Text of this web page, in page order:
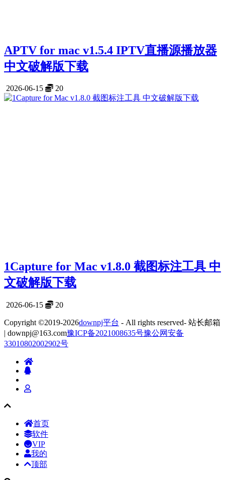
APTV for mac v1.5.4 IPTV直播源播放器
中文破解版下载
2026-06-15 20
1Capture for Mac v1.8.0 截图标注工具 中
文破解版下载
2026-06-15 20
Copyright ©2019-2026downpj平台 - All rights reserved- 站长邮箱
| downpj@163.com豫ICP备2021008635号豫公网安备
33010802002902号
首页
软件
VIP
我的
顶部